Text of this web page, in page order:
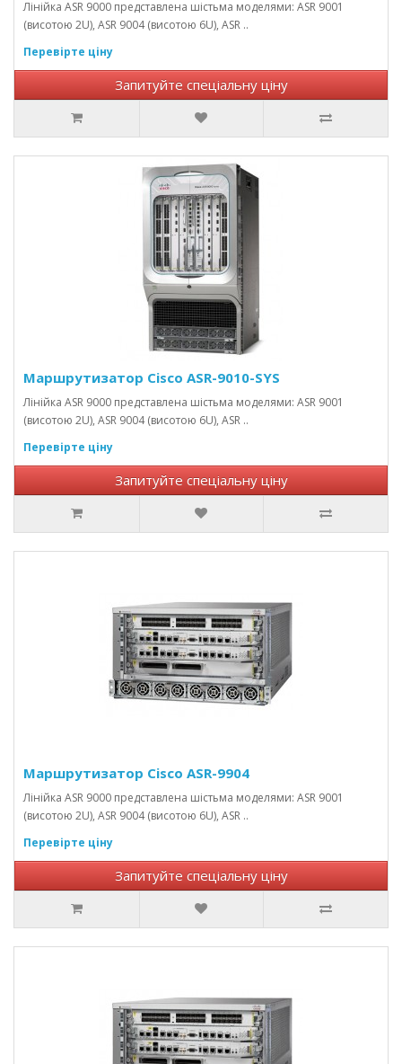
Лінійка ASR 9000 представлена ​​шістьма моделями: ASR 9001
(висотою 2U), ASR 9004 (висотою 6U), ASR ..
Перевірте ціну
Запитуйте спеціальну ціну
Маршрутизатор Cisco ASR-9010-SYS
Лінійка ASR 9000 представлена ​​шістьма моделями: ASR 9001
(висотою 2U), ASR 9004 (висотою 6U), ASR ..
Перевірте ціну
Запитуйте спеціальну ціну
Маршрутизатор Cisco ASR-9904
Лінійка ASR 9000 представлена ​​шістьма моделями: ASR 9001
(висотою 2U), ASR 9004 (висотою 6U), ASR ..
Перевірте ціну
Запитуйте спеціальну ціну